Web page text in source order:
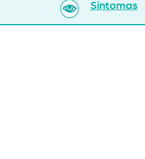
Síntomas